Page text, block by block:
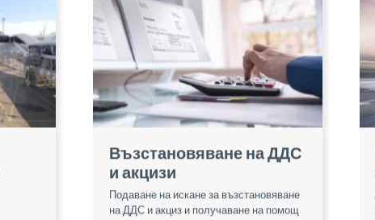
Възстановяване на ДДС
и акцизи
на ДДС и акциз и получаване на помощ
при регистрация.